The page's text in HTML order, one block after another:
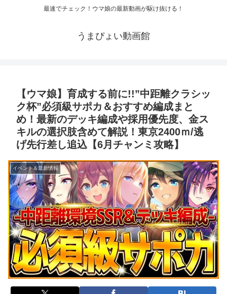
最速でチェック！ウマ娘の最新動画が駆け抜ける！
うまぴょい動画館
【ウマ娘】育成する前に!!”中距離クラシッ
ク杯”必須級サポカ＆おすすめ編成まと
め！最新のデッキ編成や採用優先度、金ス
キルの選択肢含めて解説！東京2400ｍ/逃
げ先行差し追込【6月チャンミ攻略】
イベント＆最新情報